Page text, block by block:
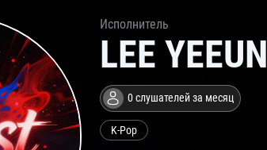
Исполнитель
LEE YEEUN
0 слушателей за месяц
K-Pop